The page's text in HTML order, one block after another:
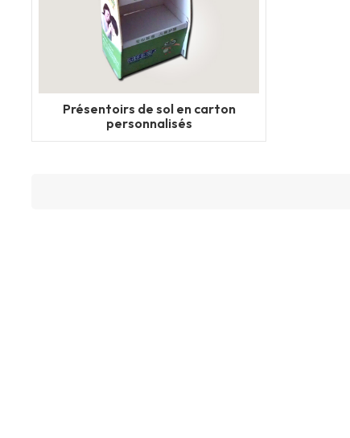
Présentoirs de sol en carton
personnalisés